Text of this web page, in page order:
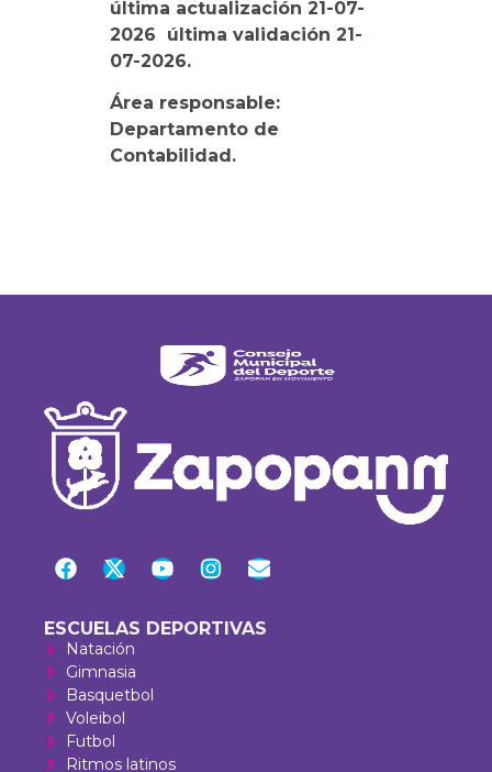
última actualización 21-07-
2026 última validación 21-
07-2026.
Área responsable:
Departamento de
Contabilidad.
ESCUELAS DEPORTIVAS
Natación
Gimnasia
Basquetbol
Voleibol
Futbol
Ritmos latinos